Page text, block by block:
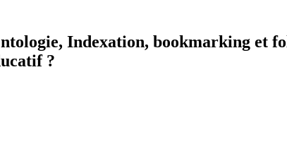
Indexation, bookmarking et
?